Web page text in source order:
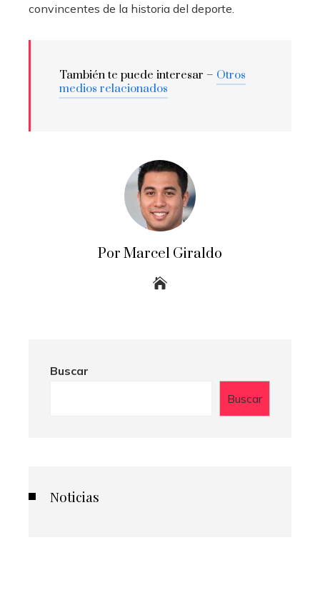
convincentes de la historia del deporte.
También te puede interesar – Otros
medios relacionados
Por Marcel Giraldo
Buscar
Buscar
Noticias